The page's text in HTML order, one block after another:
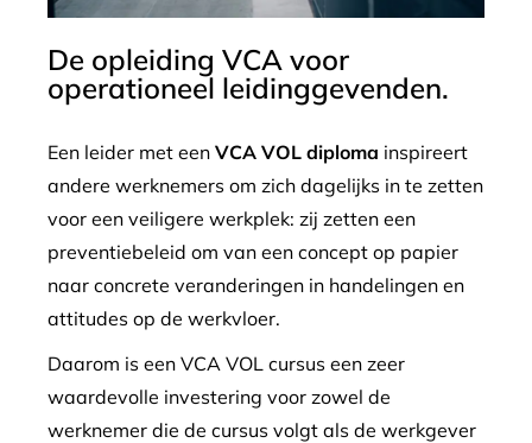
De opleiding VCA voor
operationeel leidinggevenden.
Een leider met een VCA VOL diploma inspireert
andere werknemers om zich dagelijks in te zetten
voor een veiligere werkplek: zij zetten een
preventiebeleid om van een concept op papier
naar concrete veranderingen in handelingen en
attitudes op de werkvloer.
Daarom is een VCA VOL cursus een zeer
waardevolle investering voor zowel de
werknemer die de cursus volgt als de werkgever